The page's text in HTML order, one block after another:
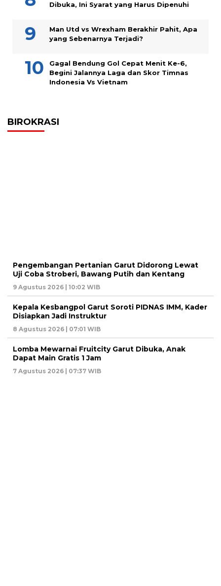
Dibuka, Ini Syarat yang Harus Dipenuhi
Man Utd vs Wrexham Berakhir Pahit, Apa
yang Sebenarnya Terjadi?
Gagal Bendung Gol Cepat Menit Ke-6,
Begini Jalannya Laga dan Skor Timnas
Indonesia Vs Vietnam
BIROKRASI
Pengembangan Pertanian Garut Didorong Lewat
Uji Coba Stroberi, Bawang Putih dan Kentang
9 Agustus 2026 | 10:02 WIB
Kepala Kesbangpol Garut Soroti PIDNAS IMM, Kader
Disiapkan Jadi Instruktur
8 Agustus 2026 | 07:01 WIB
Lomba Mewarnai Fruitcity Garut Dibuka, Anak
Dapat Main Gratis 1 Jam
7 Agustus 2026 | 07:37 WIB